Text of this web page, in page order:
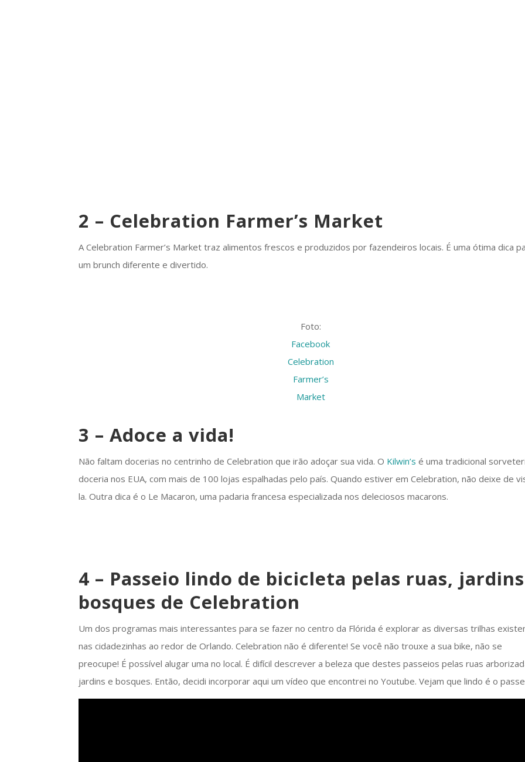
2 – Celebration Farmer’s Market
A Celebration Farmer’s Market traz alimentos frescos e produzidos por fazendeiros locais. É uma ótima dica
um brunch diferente e divertido.
Foto:
Facebook
Celebration
Farmer’s
Market
3 – Adoce a vida!
Não faltam docerias no centrinho de Celebration que irão adoçar sua vida. O Kilwin’s é uma tradicional
doceria nos EUA, com mais de 100 lojas espalhadas pelo país. Quando estiver em Celebration, não deixe de
la. Outra dica é o Le Macaron, uma padaria francesa especializada nos deleciosos macarons.
4 – Passeio lindo de bicicleta pelas ruas,
bosques de Celebration
Um dos programas mais interessantes para se fazer no centro da Flórida é explorar as diversas trilhas
nas cidadezinhas ao redor de Orlando. Celebration não é diferente! Se você não trouxe a sua bike, não se
preocupe! É possível alugar uma no local. É difícil descrever a beleza que destes passeios pelas ruas
jardins e bosques. Então, decidi incorporar aqui um vídeo que encontrei no Youtube. Vejam que lindo é o